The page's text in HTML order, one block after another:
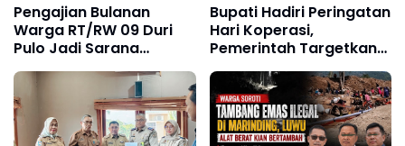
Pengajian Bulanan
Warga RT/RW 09 Duri
Pulo Jadi Sarana
Memperkuat Keimanan
dan Kebersamaan
Bupati Hadiri Peringatan
Hari Koperasi,
Pemerintah Targetkan
80.000 KDMP